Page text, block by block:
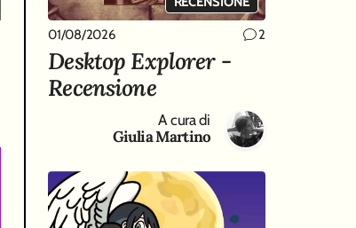
01/08/2026 2
Desktop Explorer -
Recensione
A cura di
Giulia Martino